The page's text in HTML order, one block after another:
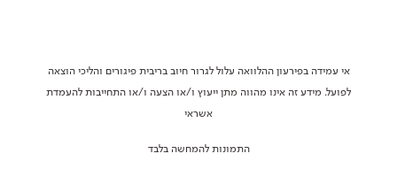
אי עמידה בפירעון ההלוואה עלול לגרור חיוב בריבית פיגורים והליכי הוצאה
לפועל. מידע זה אינו מהווה מתן ייעוץ ו/או הצעה ו/או התחייבות להעמדת
אשראי
התמונות להמחשה בלבד